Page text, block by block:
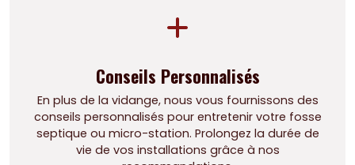
Conseils Personnalisés
En plus de la vidange, nous vous fournissons des
conseils personnalisés pour entretenir votre fosse
septique ou micro-station. Prolongez la durée de
vie de vos installations grâce à nos